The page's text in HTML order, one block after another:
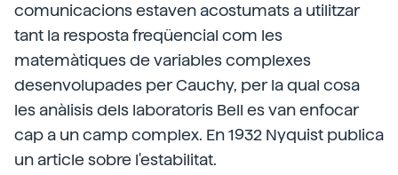
comunicacions estaven acostumats a utilitzar
tant la resposta freqüencial com les
matemàtiques de variables complexes
desenvolupades per Cauchy, per la qual cosa
les anàlisis dels laboratoris Bell es van enfocar
cap a un camp complex. En 1932 Nyquist publica
un article sobre l'estabilitat.